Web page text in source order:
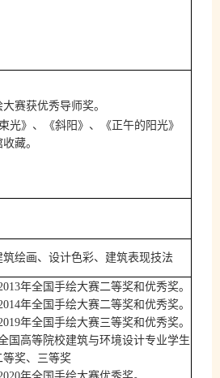
赛获优秀导师奖。
光》、《斜阳》、《正午的阳光》
藏。
绘画、设计色彩、建筑表现技法
年全国手绘大赛二等奖和优秀奖。
年全国手绘大赛二等奖和优秀奖。
年全国手绘大赛三等奖和优秀奖。
国高等院校建筑与环境设计专业学生
奖、三等奖